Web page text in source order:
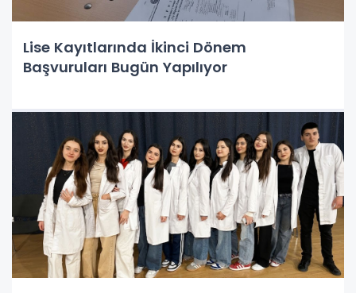
Lise Kayıtlarında İkinci Dönem
Başvuruları Bugün Yapılıyor